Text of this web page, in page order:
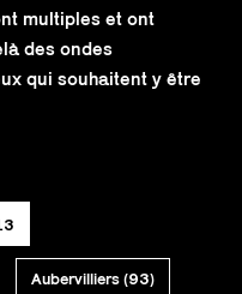
multiples et ont
des ondes
qui souhaitent y être
Aubervilliers (93)